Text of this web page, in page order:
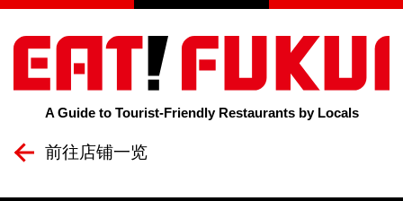
A Guide to Tourist-Friendly Restaurants by Locals
前往店铺一览